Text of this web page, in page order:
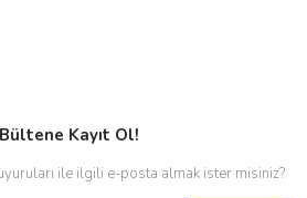
Kayıt Ol!
ile ilgili e-posta almak ister misiniz?